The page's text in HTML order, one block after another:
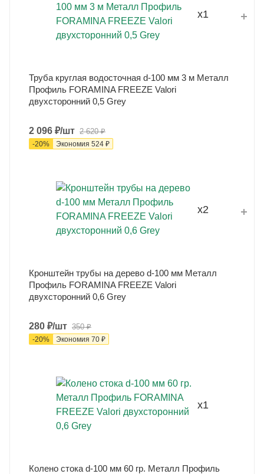
x1
Труба круглая водосточная d-100 мм 3 м Металл
Профиль FORAMINA FREEZE Valori
двухсторонний 0,5 Grey
2 096 ₽/шт 2 620₽
-20% Экономия 524 ₽
x2
Кронштейн трубы на дерево d-100 мм Металл
Профиль FORAMINA FREEZE Valori
двухсторонний 0,6 Grey
280 ₽/шт 350₽
-20% Экономия 70 ₽
x1
Колено стока d-100 мм 60 гр. Металл Профиль